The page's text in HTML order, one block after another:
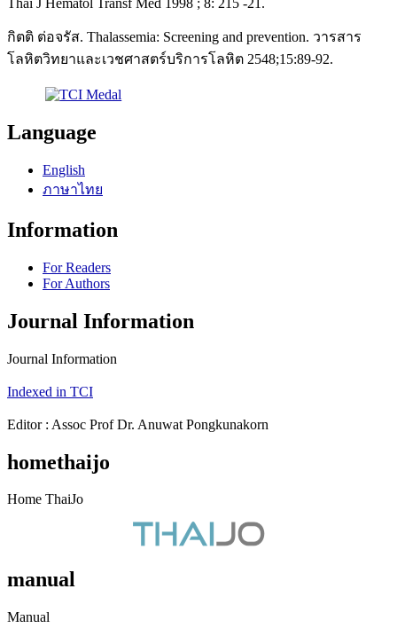
Thai J Hematol Transf Med 1998 ; 8: 215 -21.
กิตติ ต่อจรัส. Thalassemia: Screening and prevention. วารสาร
โลหิตวิทยาและเวชศาสตร์บริการโลหิต 2548;15:89-92.
Language
English
ภาษาไทย
Information
For Readers
For Authors
Journal Information
Journal Information
Indexed in TCI
Editor : Assoc Prof Dr. Anuwat Pongkunakorn
homethaijo
Home ThaiJo
manual
Manual